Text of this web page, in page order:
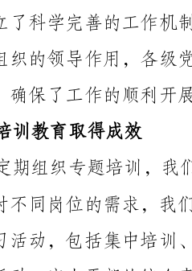
二、培训教育取得成效
三、学习实践活动优质开展